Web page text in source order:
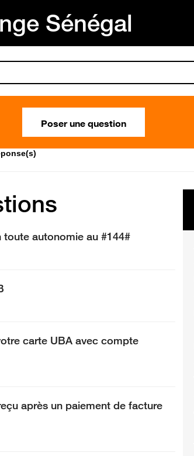
Sénégal
Poser une question
autonomie au #144#
carte UBA avec compte
après un paiement de facture